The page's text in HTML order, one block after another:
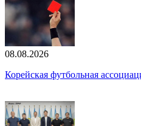
08.08.2026
Корейская футбольная